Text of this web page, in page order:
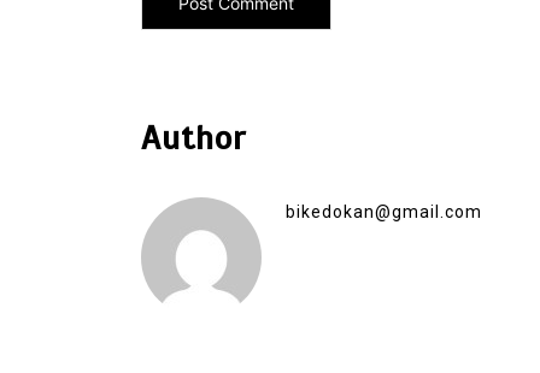
Author
bikedokan@gmail.com